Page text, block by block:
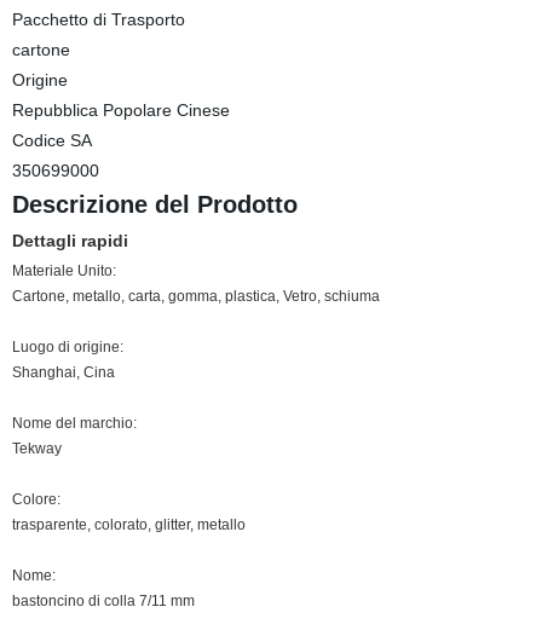
Pacchetto di Trasporto
cartone
Origine
Repubblica Popolare Cinese
Codice SA
350699000
Descrizione del Prodotto
Dettagli rapidi
Materiale Unito:
Cartone, metallo, carta, gomma, plastica, Vetro, schiuma
Luogo di origine:
Shanghai, Cina
Nome del marchio:
Tekway
Colore:
trasparente, colorato, glitter, metallo
Nome:
bastoncino di colla 7/11 mm